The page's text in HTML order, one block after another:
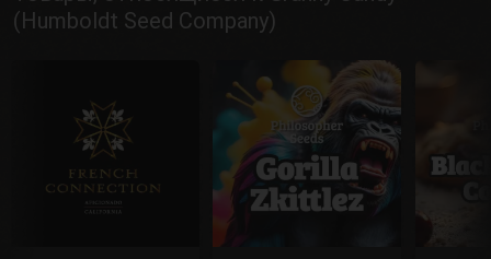
(Humboldt Seed Company)